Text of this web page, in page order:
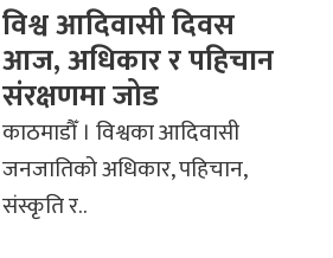
विश्व आदिवासी दिवस
आज, अधिकार र पहिचान
संरक्षणमा जोड
काठमाडौँ । विश्वका आदिवासी
जनजातिको अधिकार, पहिचान,
संस्कृति र..